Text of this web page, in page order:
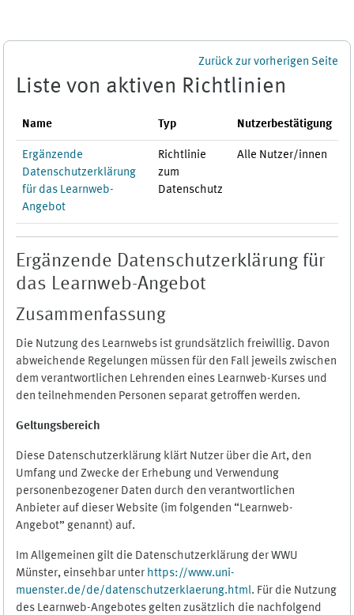
Zurück zur vorherigen Seite
Liste von aktiven Richtlinien
Name Typ Nutzerbestätigung
Ergänzende
Datenschutzerklärung
für das Learnweb-
Angebot
Richtlinie
zum
Datenschutz
Alle Nutzer/innen
Ergänzende Datenschutzerklärung für
das Learnweb-Angebot
Zusammenfassung
Die Nutzung des Learnwebs ist grundsätzlich freiwillig. Davon
abweichende Regelungen müssen für den Fall jeweils zwischen
dem verantwortlichen Lehrenden eines Learnweb-Kurses und
den teilnehmenden Personen separat getroffen werden.
Geltungsbereich
Diese Datenschutzerklärung klärt Nutzer über die Art, den
Umfang und Zwecke der Erhebung und Verwendung
personenbezogener Daten durch den verantwortlichen
Anbieter auf dieser Website (im folgenden “Learnweb-
Angebot” genannt) auf.
Im Allgemeinen gilt die Datenschutzerklärung der WWU
Münster, einsehbar unter https://www.uni-
muenster.de/de/datenschutzerklaerung.html. Für die Nutzung
des Learnweb-Angebotes gelten zusätzlich die nachfolgend